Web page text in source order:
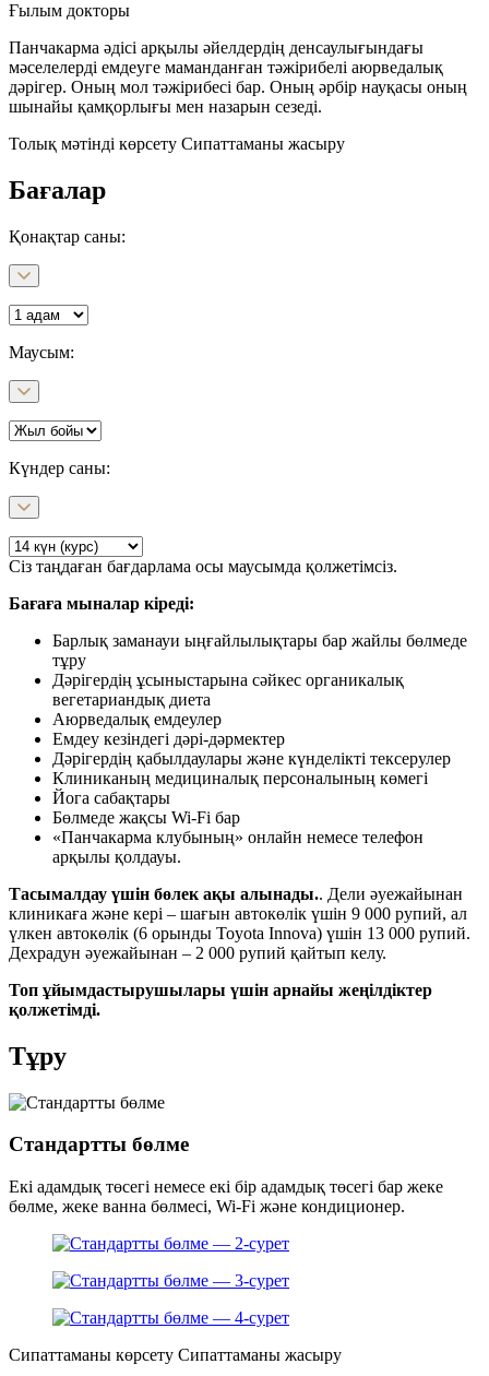
Ғылым докторы
Панчакарма әдісі арқылы әйелдердің денсаулығындағы
мәселелерді емдеуге маманданған тәжірибелі аюрведалық
дәрігер. Оның мол тәжірибесі бар. Оның әрбір науқасы оның
шынайы қамқорлығы мен назарын сезеді.
Толық мәтінді көрсету Сипаттаманы жасыру
Бағалар
Қонақтар саны:
Маусым:
Күндер саны:
Сіз таңдаған бағдарлама осы маусымда қолжетімсіз.
Бағаға мыналар кіреді:
Барлық заманауи ыңғайлылықтары бар жайлы бөлмеде
тұру
Дәрігердің ұсыныстарына сәйкес органикалық
вегетариандық диета
Аюрведалық емдеулер
Емдеу кезіндегі дәрі-дәрмектер
Дәрігердің қабылдаулары және күнделікті тексерулер
Клиниканың медициналық персоналының көмегі
Йога сабақтары
Бөлмеде жақсы Wi-Fi бар
«Панчакарма клубының» онлайн немесе телефон
арқылы қолдауы.
Тасымалдау үшін бөлек ақы алынады.. Дели әуежайынан
клиникаға және кері – шағын автокөлік үшін 9 000 рупий, ал
үлкен автокөлік (6 орынды Toyota Innova) үшін 13 000 рупий.
Дехрадун әуежайынан – 2 000 рупий қайтып келу.
Топ ұйымдастырушылары үшін арнайы жеңілдіктер
қолжетімді.
Тұру
Стандартты бөлме
Екі адамдық төсегі немесе екі бір адамдық төсегі бар жеке
бөлме, жеке ванна бөлмесі, Wi-Fi және кондиционер.
Сипаттаманы көрсету Сипаттаманы жасыру